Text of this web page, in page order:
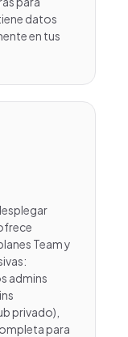
datos
en tus
Team y
admins
privado),
para